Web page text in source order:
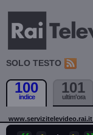
SOLO TESTO
100
indice
101
ultim'ora
www.servizitelevideo.rai.it